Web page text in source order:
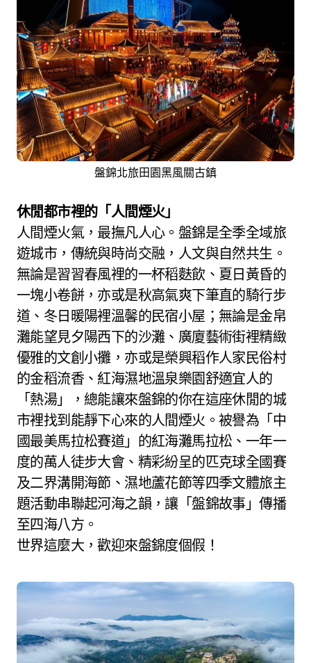
盤錦北旅田園黑風關古鎮
休閒都市裡的「人間煙火」
人間煙火氣，最撫凡人心。盤錦是全季全域旅
遊城市，傳統與時尚交融，人文與自然共生。
無論是習習春風裡的一杯稻麩飲、夏日黃昏的
一塊小卷餅，亦或是秋高氣爽下筆直的騎行步
道、冬日暖陽裡溫馨的民宿小屋；無論是金帛
灘能望見夕陽西下的沙灘、廣廈藝術街裡精緻
優雅的文創小攤，亦或是榮興稻作人家民俗村
的金稻流香、紅海濕地溫泉樂園舒適宜人的
「熱湯」，總能讓來盤錦的你在這座休閒的城
市裡找到能靜下心來的人間煙火。被譽為「中
國最美馬拉松賽道」的紅海灘馬拉松、一年一
度的萬人徒步大會、精彩紛呈的匹克球全國賽
及二界溝開海節、濕地蘆花節等四季文體旅主
題活動串聯起河海之韻，讓「盤錦故事」傳播
至四海八方。
世界這麼大，歡迎來盤錦度個假！